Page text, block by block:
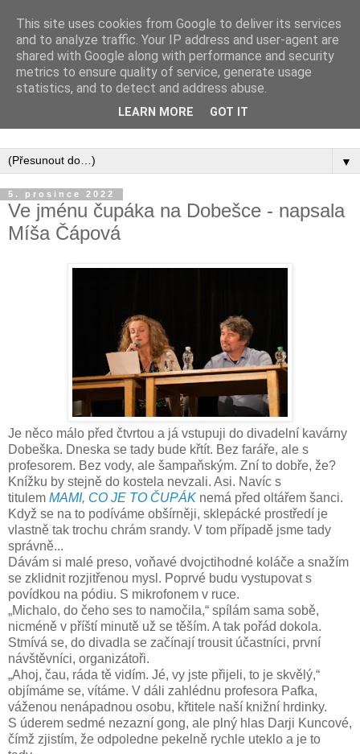
Inspirujte se tím, co píší posluchači kurzů a co se na nich
▼
5. prosince 2022
Ve jménu čupáka na Dobešce - napsala
Míša Čápová
Je něco málo před čtvrtou a já vstupuji do divadelní kavárny
Dobeška. Dneska se tady bude křtít. Bez faráře, ale s
profesorem. Bez vody, ale šampaňským. Zní to dobře, že?
Knížku by stejně do kostela nevzali. Asi. Navíc s
titulem MAMI, CO JE TO ČUPÁK nemá před oltářem šanci.
Když se na to podíváme obšírněji, sklepácké prostředí je
vlastně tak trochu chrám srandy. V tom případě jsme tady
správně...
Dávám si malé preso, voňavé dvojctihodné koláče a snažím
se zklidnit rozjitřenou mysl. Poprvé budu vystupovat s
povídkou na pódiu. S mikrofonem v ruce.
„Michalo, do čeho ses to namočila,“ spílám sama sobě,
nicméně v příští minutě už se těším. A tak pořád dokola.
Stmívá se, do divadla se začínají trousit účastníci, první
návštěvníci, organizátoři.
„Ahoj, čau, ráda tě vidím. Jé, vy jste přijeli, to je skvělý,“
objímáme se, vítáme. V dáli zahlédnu profesora Pafka,
váženou nenápadnou osobu, křtitele naší knižní hrdinky.
S úderem sedmé nezazní gong, ale plný hlas Darji Kuncové,
čímž zjistím, že odpoledne pekelně rychle uteklo a je to
This site uses cookies from Google to deliver its services
and to analyze traffic. Your IP address and user-agent are
shared with Google along with performance and security
metrics to ensure quality of service, generate usage
statistics, and to detect and address abuse.
LEARN MORE GOT IT